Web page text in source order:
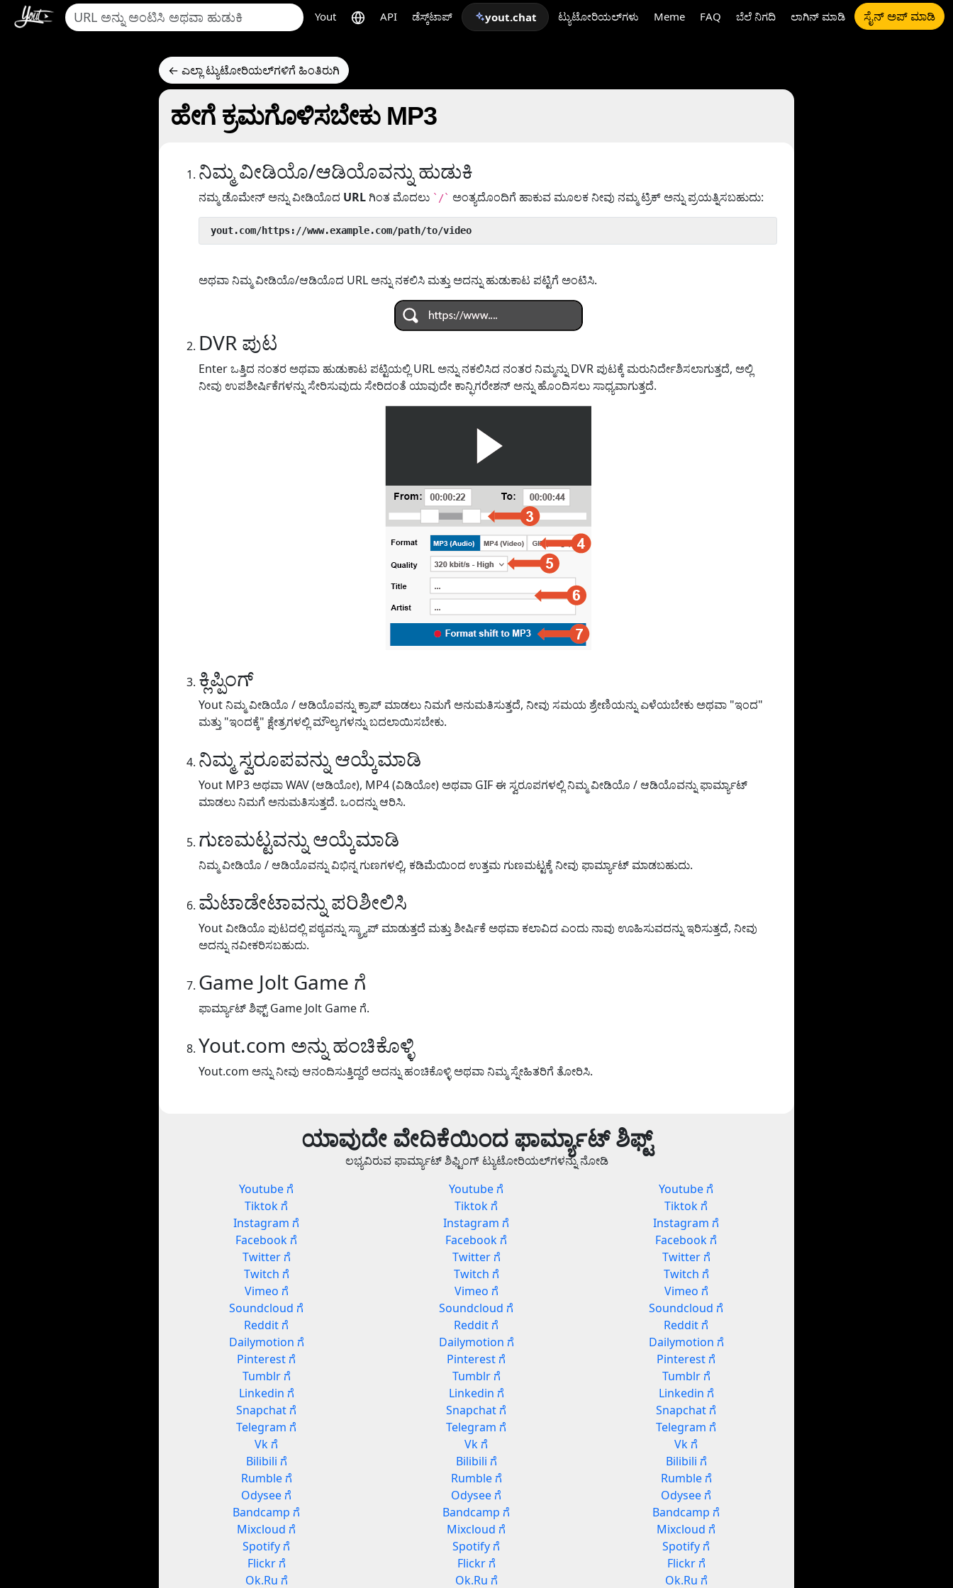
Yout API ಡೆಸ್ಕ್‌ಟಾಪ್ yout.chat ಟ್ಯುಟೋರಿಯಲ್‌ಗಳು Meme FAQ ಬೆಲೆ ನಿಗದಿ ಲಾಗಿನ್ ಮಾಡಿ ಸೈನ್ ಅಪ್ ಮಾಡಿ
← ಎಲ್ಲಾ ಟ್ಯುಟೋರಿಯಲ್‌ಗಳಿಗೆ ಹಿಂತಿರುಗಿ
ಹೇಗೆ ಕ್ರಮಗೊಳಿಸಬೇಕು MP3
ನಿಮ್ಮ ವೀಡಿಯೊ/ಆಡಿಯೊವನ್ನು ಹುಡುಕಿ
ನಮ್ಮ ಡೊಮೇನ್ ಅನ್ನು ವೀಡಿಯೊದ URL ಗಿಂತ ಮೊದಲು `/` ಅಂತ್ಯದೊಂದಿಗೆ ಹಾಕುವ ಮೂಲಕ ನೀವು ನಮ್ಮ ಟ್ರಿಕ್ ಅನ್ನು ಪ್ರಯತ್ನಿಸಬಹುದು:
yout.com/https://www.example.com/path/to/video
ಅಥವಾ ನಿಮ್ಮ ವೀಡಿಯೊ/ಆಡಿಯೊದ URL ಅನ್ನು ನಕಲಿಸಿ ಮತ್ತು ಅದನ್ನು ಹುಡುಕಾಟ ಪಟ್ಟಿಗೆ ಅಂಟಿಸಿ.
DVR ಪುಟ
Enter ಒತ್ತಿದ ನಂತರ ಅಥವಾ ಹುಡುಕಾಟ ಪಟ್ಟಿಯಲ್ಲಿ URL ಅನ್ನು ನಕಲಿಸಿದ ನಂತರ ನಿಮ್ಮನ್ನು DVR ಪುಟಕ್ಕೆ ಮರುನಿರ್ದೇಶಿಸಲಾಗುತ್ತದೆ, ಅಲ್ಲಿ
ನೀವು ಉಪಶೀರ್ಷಿಕೆಗಳನ್ನು ಸೇರಿಸುವುದು ಸೇರಿದಂತೆ ಯಾವುದೇ ಕಾನ್ಫಿಗರೇಶನ್ ಅನ್ನು ಹೊಂದಿಸಲು ಸಾಧ್ಯವಾಗುತ್ತದೆ.
ಕ್ಲಿಪ್ಪಿಂಗ್
Yout ನಿಮ್ಮ ವೀಡಿಯೊ / ಆಡಿಯೊವನ್ನು ಕ್ರಾಪ್ ಮಾಡಲು ನಿಮಗೆ ಅನುಮತಿಸುತ್ತದೆ, ನೀವು ಸಮಯ ಶ್ರೇಣಿಯನ್ನು ಎಳೆಯಬೇಕು ಅಥವಾ "ಇಂದ"
ಮತ್ತು "ಇಂದಕ್ಕೆ" ಕ್ಷೇತ್ರಗಳಲ್ಲಿ ಮೌಲ್ಯಗಳನ್ನು ಬದಲಾಯಿಸಬೇಕು.
ನಿಮ್ಮ ಸ್ವರೂಪವನ್ನು ಆಯ್ಕೆಮಾಡಿ
Yout MP3 ಅಥವಾ WAV (ಆಡಿಯೋ), MP4 (ವಿಡಿಯೋ) ಅಥವಾ GIF ಈ ಸ್ವರೂಪಗಳಲ್ಲಿ ನಿಮ್ಮ ವೀಡಿಯೊ / ಆಡಿಯೊವನ್ನು ಫಾರ್ಮ್ಯಾಟ್
ಮಾಡಲು ನಿಮಗೆ ಅನುಮತಿಸುತ್ತದೆ. ಒಂದನ್ನು ಆರಿಸಿ.
ಗುಣಮಟ್ಟವನ್ನು ಆಯ್ಕೆಮಾಡಿ
ನಿಮ್ಮ ವೀಡಿಯೊ / ಆಡಿಯೊವನ್ನು ವಿಭಿನ್ನ ಗುಣಗಳಲ್ಲಿ, ಕಡಿಮೆಯಿಂದ ಉತ್ತಮ ಗುಣಮಟ್ಟಕ್ಕೆ ನೀವು ಫಾರ್ಮ್ಯಾಟ್ ಮಾಡಬಹುದು.
ಮೆಟಾಡೇಟಾವನ್ನು ಪರಿಶೀಲಿಸಿ
Yout ವೀಡಿಯೊ ಪುಟದಲ್ಲಿ ಪಠ್ಯವನ್ನು ಸ್ಕ್ರ್ಯಾಪ್ ಮಾಡುತ್ತದೆ ಮತ್ತು ಶೀರ್ಷಿಕೆ ಅಥವಾ ಕಲಾವಿದ ಎಂದು ನಾವು ಊಹಿಸುವದನ್ನು ಇರಿಸುತ್ತದೆ, ನೀವು
ಅದನ್ನು ನವೀಕರಿಸಬಹುದು.
Game Jolt Game ಗೆ
ಫಾರ್ಮ್ಯಾಟ್ ಶಿಫ್ಟ್ Game Jolt Game ಗೆ.
Yout.com ಅನ್ನು ಹಂಚಿಕೊಳ್ಳಿ
Yout.com ಅನ್ನು ನೀವು ಆನಂದಿಸುತ್ತಿದ್ದರೆ ಅದನ್ನು ಹಂಚಿಕೊಳ್ಳಿ ಅಥವಾ ನಿಮ್ಮ ಸ್ನೇಹಿತರಿಗೆ ತೋರಿಸಿ.
ಯಾವುದೇ ವೇದಿಕೆಯಿಂದ ಫಾರ್ಮ್ಯಾಟ್ ಶಿಫ್ಟ್
ಲಭ್ಯವಿರುವ ಫಾರ್ಮ್ಯಾಟ್ ಶಿಫ್ಟಿಂಗ್ ಟ್ಯುಟೋರಿಯಲ್‌ಗಳನ್ನು ನೋಡಿ
Youtube ಗೆ
Tiktok ಗೆ
Instagram ಗೆ
Facebook ಗೆ
Twitter ಗೆ
Twitch ಗೆ
Vimeo ಗೆ
Soundcloud ಗೆ
Reddit ಗೆ
Dailymotion ಗೆ
Pinterest ಗೆ
Tumblr ಗೆ
Linkedin ಗೆ
Snapchat ಗೆ
Telegram ಗೆ
Vk ಗೆ
Bilibili ಗೆ
Rumble ಗೆ
Odysee ಗೆ
Bandcamp ಗೆ
Mixcloud ಗೆ
Spotify ಗೆ
Flickr ಗೆ
Ok.Ru ಗೆ
Youtube ಗೆ
Tiktok ಗೆ
Instagram ಗೆ
Facebook ಗೆ
Twitter ಗೆ
Twitch ಗೆ
Vimeo ಗೆ
Soundcloud ಗೆ
Reddit ಗೆ
Dailymotion ಗೆ
Pinterest ಗೆ
Tumblr ಗೆ
Linkedin ಗೆ
Snapchat ಗೆ
Telegram ಗೆ
Vk ಗೆ
Bilibili ಗೆ
Rumble ಗೆ
Odysee ಗೆ
Bandcamp ಗೆ
Mixcloud ಗೆ
Spotify ಗೆ
Flickr ಗೆ
Ok.Ru ಗೆ
Youtube ಗೆ
Tiktok ಗೆ
Instagram ಗೆ
Facebook ಗೆ
Twitter ಗೆ
Twitch ಗೆ
Vimeo ಗೆ
Soundcloud ಗೆ
Reddit ಗೆ
Dailymotion ಗೆ
Pinterest ಗೆ
Tumblr ಗೆ
Linkedin ಗೆ
Snapchat ಗೆ
Telegram ಗೆ
Vk ಗೆ
Bilibili ಗೆ
Rumble ಗೆ
Odysee ಗೆ
Bandcamp ಗೆ
Mixcloud ಗೆ
Spotify ಗೆ
Flickr ಗೆ
Ok.Ru ಗೆ